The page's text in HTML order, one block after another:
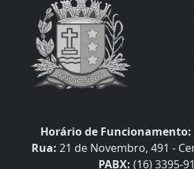
Horário de Funcionamento:
Rua: 21 de Novembro, 491 -
PABX: (16) 3395-